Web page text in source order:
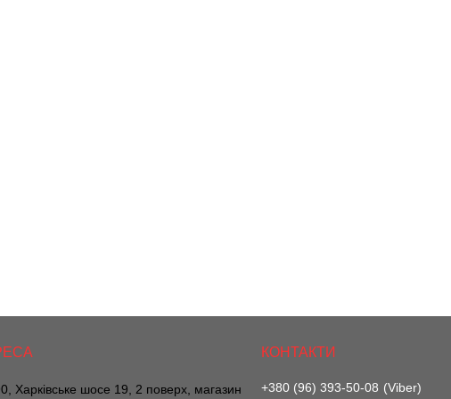
Харківське шосе 19, 2 поверх, магазин +380 (96) 393-50-08 Viber